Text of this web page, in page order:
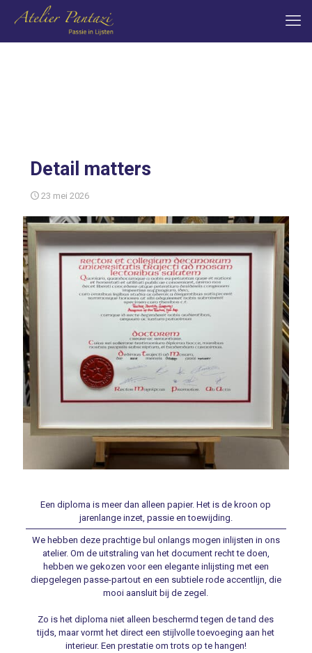
Detail matters
23 mei 2026
Een diploma is meer dan alleen papier. Het is de kroon op
jarenlange inzet, passie en toewijding.
We hebben deze prachtige bul onlangs mogen inlijsten in ons
atelier. Om de uitstraling van het document recht te doen,
hebben we gekozen voor een elegante inlijsting met een
diepgelegen passe-partout en een subtiele rode accentlijn, die
mooi aansluit bij de zegel.
Zo is het diploma niet alleen beschermd tegen de tand des
tijds, maar vormt het direct een stijlvolle toevoeging aan het
interieur. Een prestatie om trots op te hangen!